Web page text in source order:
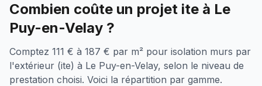
Combien coûte un projet ite à Le
Puy-en-Velay ?
Comptez 111 € à 187 € par m² pour isolation murs par
l'extérieur (ite) à Le Puy-en-Velay, selon le niveau de
prestation choisi. Voici la répartition par gamme.